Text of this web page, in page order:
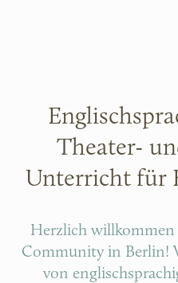
Theater-
Unterricht für
Herzlich willkommen
Community in Berlin!
von